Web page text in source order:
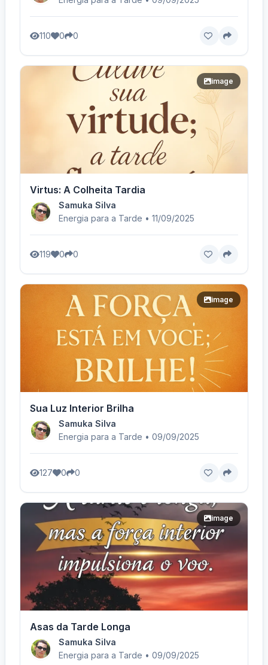
110 0 0
image
Virtus: A Colheita Tardia
Samuka Silva
Energia para a Tarde • 11/09/2025
119 0 0
image
Sua Luz Interior Brilha
Samuka Silva
Energia para a Tarde • 09/09/2025
127 0 0
image
Asas da Tarde Longa
Samuka Silva
Energia para a Tarde • 09/09/2025